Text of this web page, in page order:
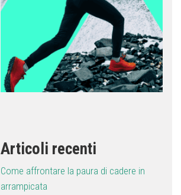
Articoli recenti
Come affrontare la paura di cadere in
arrampicata